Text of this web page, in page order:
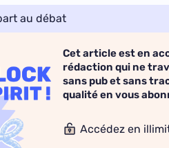
au débat
Cet article est en
rédaction qui ne
sans pub et sans
qualité en vous
Accédez en